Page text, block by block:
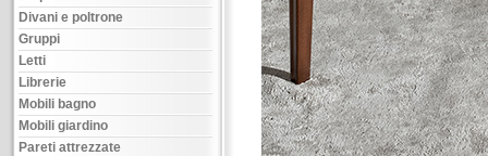
Divani e poltrone
Gruppi
Letti
Librerie
Mobili bagno
Mobili giardino
Pareti attrezzate